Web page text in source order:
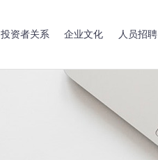
投资者关系 企业文化 人员招聘